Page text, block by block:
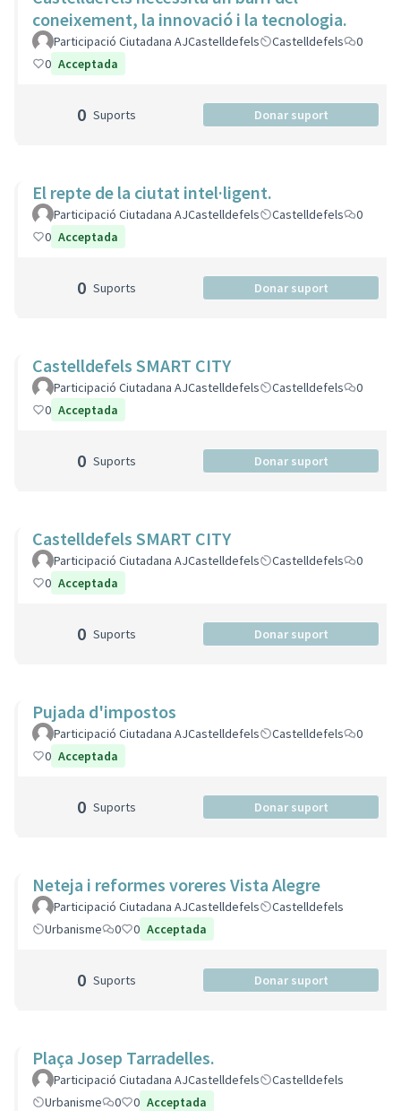
coneixement, la innovació i la tecnologia.
Participació Ciutadana AJCastelldefels Castelldefels
0
0 Acceptada
0 Suports Donar suport
El repte de la ciutat intel·ligent.
Participació Ciutadana AJCastelldefels Castelldefels
0
0 Acceptada
0 Suports Donar suport
Castelldefels SMART CITY
Participació Ciutadana AJCastelldefels Castelldefels
0
0 Acceptada
0 Suports Donar suport
Castelldefels SMART CITY
Participació Ciutadana AJCastelldefels Castelldefels
0
0 Acceptada
0 Suports Donar suport
Pujada d'impostos
Participació Ciutadana AJCastelldefels Castelldefels
0
0 Acceptada
0 Suports Donar suport
Neteja i reformes voreres Vista Alegre
Participació Ciutadana AJCastelldefels
Castelldefels
Urbanisme
0 0 Acceptada
0 Suports Donar suport
Plaça Josep Tarradelles.
Participació Ciutadana AJCastelldefels
Castelldefels
Urbanisme
0 0 Acceptada